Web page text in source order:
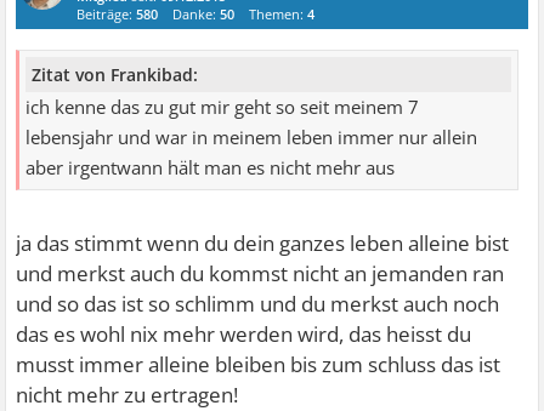
Beiträge:580 Danke:50 Themen:4
Zitat von Frankibad:
ich kenne das zu gut mir geht so seit meinem 7
lebensjahr und war in meinem leben immer nur allein
aber irgentwann hält man es nicht mehr aus
ja das stimmt wenn du dein ganzes leben alleine bist
und merkst auch du kommst nicht an jemanden ran
und so das ist so schlimm und du merkst auch noch
das es wohl nix mehr werden wird, das heisst du
musst immer alleine bleiben bis zum schluss das ist
nicht mehr zu ertragen!